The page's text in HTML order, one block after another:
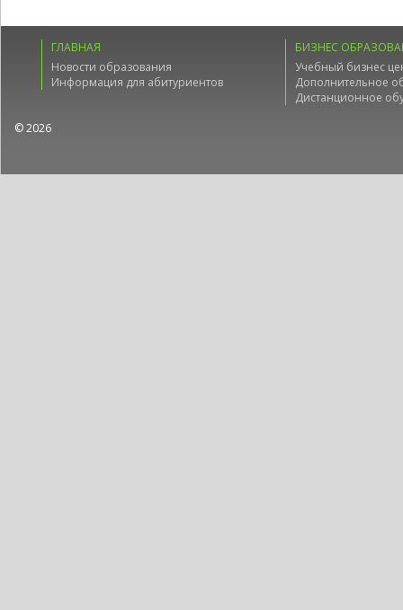
ГЛАВНАЯ
Новости образования
Информация для абитуриентов
БИЗНЕС
Учебный бизнес
Дополнительное
Дистанционное
© 2026